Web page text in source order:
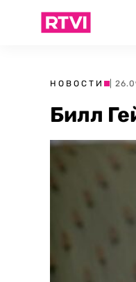
НОВОСТИ |
Билл